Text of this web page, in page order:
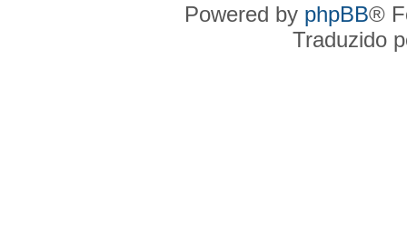
Powered by phpBB®
Traduzido